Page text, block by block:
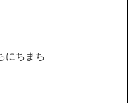
にちまち